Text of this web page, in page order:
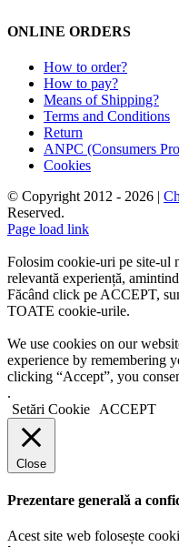
ONLINE ORDERS
How to order?
How to pay?
Means of Shipping?
Terms and Conditions
Return
ANPC (Consumers
Cookies
© Copyright 2012 - 2026 |
Reserved.
Page load link
Folosim cookie-uri pe site-ul
relevantă experiență,
Făcând click pe ACCEPT,
TOATE cookie-urile.
We use cookies on our
experience by remembering
clicking “Accept”, you
.
Setări Cookie
ACCEPT
Close
Prezentare generală a
Acest site web folosește